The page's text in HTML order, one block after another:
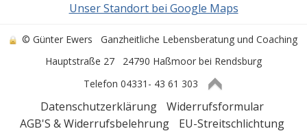
Unser Standort bei Google Maps
© Günter Ewers
Ganzheitliche Lebensberatung und Coaching
Hauptstraße 27
24790 Haßmoor bei Rendsburg
Telefon 04331- 43 61 303
Datenschutzerklärung
Widerrufsformular
AGB'S & Widerrufsbelehrung
EU-Streitschlichtung